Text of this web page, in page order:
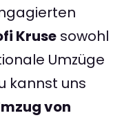
Kruse sowohl
Umzüge
kannst uns
von